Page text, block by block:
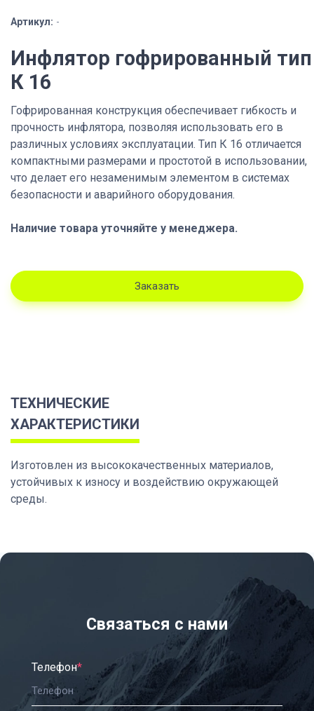
Артикул: -
Инфлятор гофрированный тип
К 16
Гофрированная конструкция обеспечивает гибкость и
прочность инфлятора, позволяя использовать его в
различных условиях эксплуатации. Тип К 16 отличается
компактными размерами и простотой в использовании,
что делает его незаменимым элементом в системах
безопасности и аварийного оборудования.
Наличие товара уточняйте у менеджера.
Заказать
ТЕХНИЧЕСКИЕ
ХАРАКТЕРИСТИКИ
Изготовлен из высококачественных материалов,
устойчивых к износу и воздействию окружающей
среды.
Связаться с нами
Телефон*